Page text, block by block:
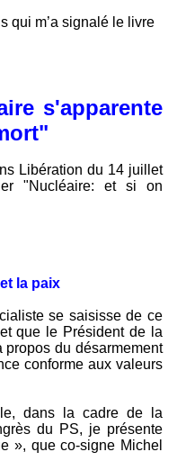
qui m’a signalé le livre
s'apparente
Libération du 14 juillet
"Nucléaire: et si on
la paix
se saisisse de ce
que le Président de la
propos du désarmement
conforme aux valeurs
dans la cadre de la
du PS, je présente
», que co-signe Michel